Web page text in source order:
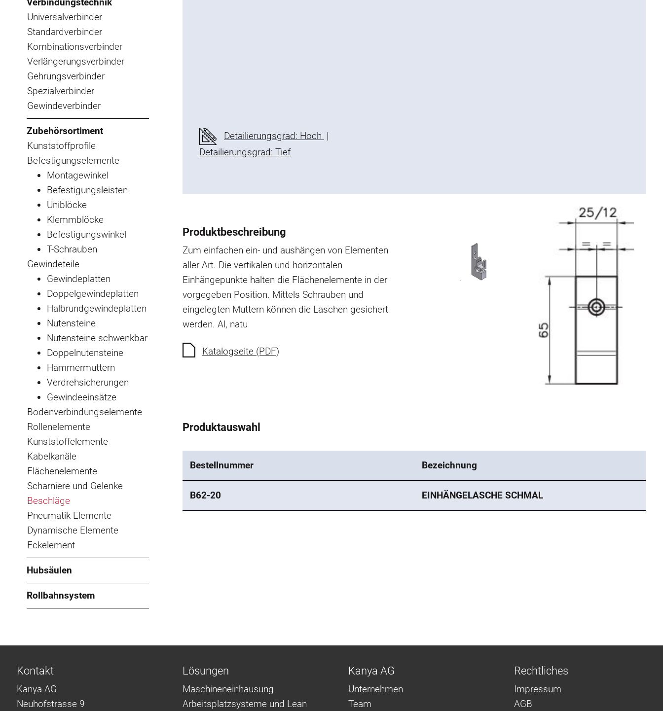
Universalverbinder
Standardverbinder
Kombinationsverbinder
Verlängerungsverbinder
Gehrungsverbinder
Spezialverbinder
Gewindeverbinder
Zubehörsortiment
Kunststoffprofile
Befestigungselemente
Montagewinkel
Befestigungsleisten
Uniblöcke
Klemmblöcke
Befestigungswinkel
T-Schrauben
Gewindeteile
Gewindeplatten
Doppelgewindeplatten
Halbrundgewindeplatten
Nutensteine
Nutensteine schwenkbar
Doppelnutensteine
Hammermuttern
Verdrehsicherungen
Gewindeeinsätze
Bodenverbindungselemente
Rollenelemente
Kunststoffelemente
Kabelkanäle
Flächenelemente
Scharniere und Gelenke
Beschläge
Pneumatik Elemente
Dynamische Elemente
Eckelement
Hubsäulen
Rollbahnsystem
Detailierungsgrad: Hoch |
Detailierungsgrad: Tief
Produktbeschreibung
Zum einfachen ein- und aushängen von Elementen
aller Art. Die vertikalen und horizontalen
Einhängepunkte halten die Flächenelemente in der
vorgegeben Position. Mittels Schrauben und
eingelegten Muttern können die Laschen gesichert
werden. Al, natu
Katalogseite (PDF)
Produktauswahl
Bestellnummer Bezeichnung
B62-20 EINHÄNGELASCHE SCHMAL
Kontakt
Kanya AG
Neuhofstrasse 9
Lösungen
Maschineneinhausung
Arbeitsplatzsysteme und Lean
Kanya AG
Unternehmen
Team
Rechtliches
Impressum
AGB